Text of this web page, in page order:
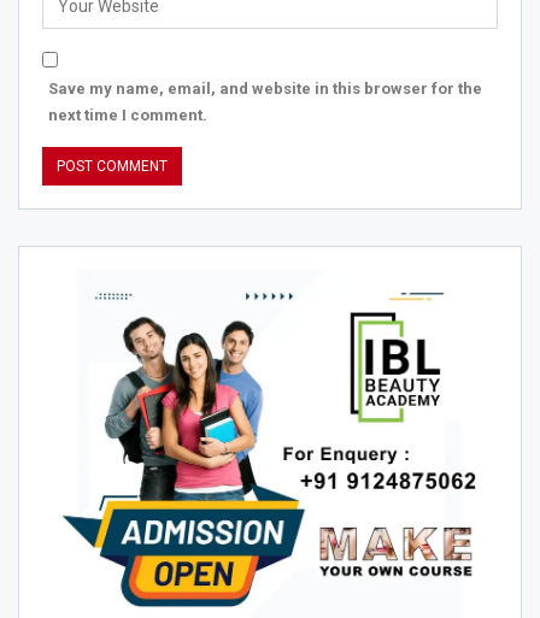
Save my name, email, and website in this browser for the
next time I comment.